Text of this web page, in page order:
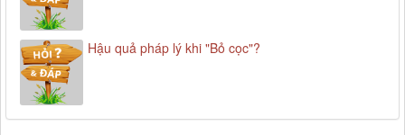
Hậu quả pháp lý khi "Bỏ cọc"?